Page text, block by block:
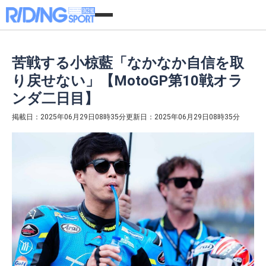
苦戦する小椋藍「なかなか自信を取
り戻せない」【MotoGP第10戦オラ
ンダ二日目】
掲載日：2025年06月29日08時35分更新日：2025年06月29日08時35分